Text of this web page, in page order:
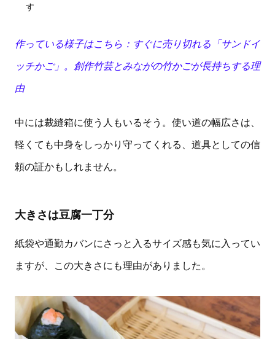
す
作っている様子はこちら：すぐに売り切れる「サンドイ
ッチかご」。創作竹芸とみながの竹かごが長持ちする理
由
中には裁縫箱に使う人もいるそう。使い道の幅広さは、
軽くても中身をしっかり守ってくれる、道具としての信
頼の証かもしれません。
大きさは豆腐一丁分
紙袋や通勤カバンにさっと入るサイズ感も気に入ってい
ますが、この大きさにも理由がありました。